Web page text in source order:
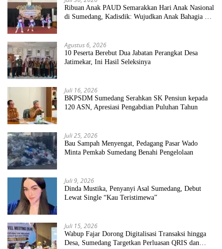
Ribuan Anak PAUD Semarakkan Hari Anak Nasional
di Sumedang, Kadisdik: Wujudkan Anak Bahagia dan
Agustus 6, 2026
10 Peserta Berebut Dua Jabatan Perangkat Desa
Jatimekar, Ini Hasil Seleksinya
Juli 16, 2026
BKPSDM Sumedang Serahkan SK Pensiun kepada
120 ASN, Apresiasi Pengabdian Puluhan Tahun
Juli 25, 2026
Bau Sampah Menyengat, Pedagang Pasar Wado
Minta Pemkab Sumedang Benahi Pengelolaan
Juli 9, 2026
Dinda Mustika, Penyanyi Asal Sumedang, Debut
Lewat Single “Kau Teristimewa”
Juli 15, 2026
Wabup Fajar Dorong Digitalisasi Transaksi hingga
Desa, Sumedang Targetkan Perluasan QRIS dan